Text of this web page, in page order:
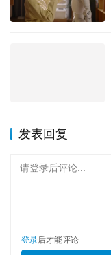
发表回复
请登录后评论...
登录后才能评论